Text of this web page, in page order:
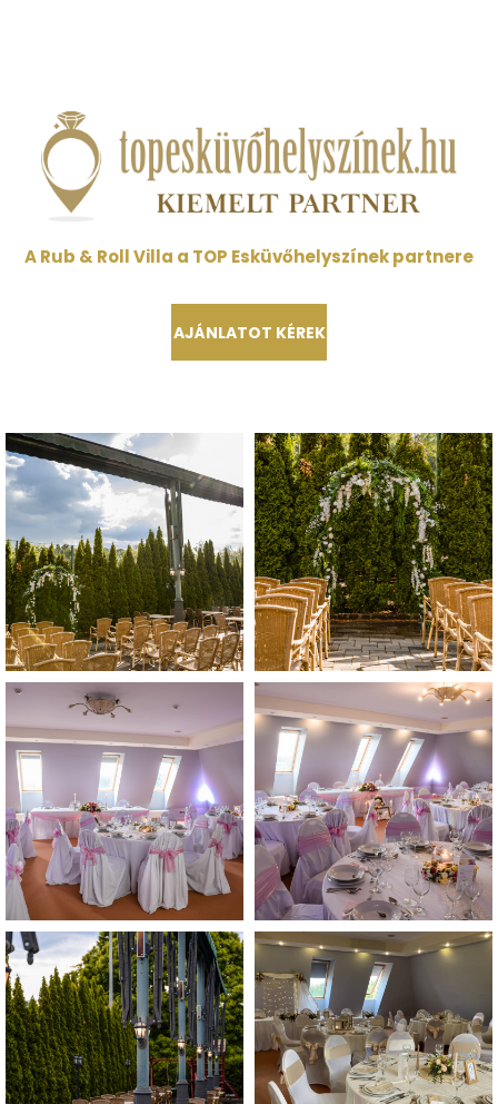
A Rub & Roll Villa a TOP Esküvőhelyszínek partnere
AJÁNLATOT KÉREK